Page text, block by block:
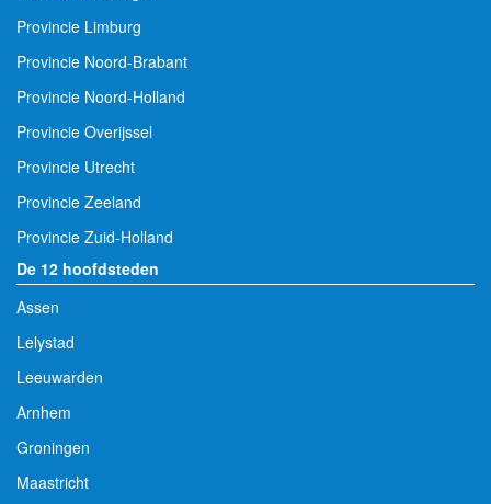
Provincie Limburg
Provincie Noord-Brabant
Provincie Noord-Holland
Provincie Overijssel
Provincie Utrecht
Provincie Zeeland
Provincie Zuid-Holland
De 12 hoofdsteden
Assen
Lelystad
Leeuwarden
Arnhem
Groningen
Maastricht